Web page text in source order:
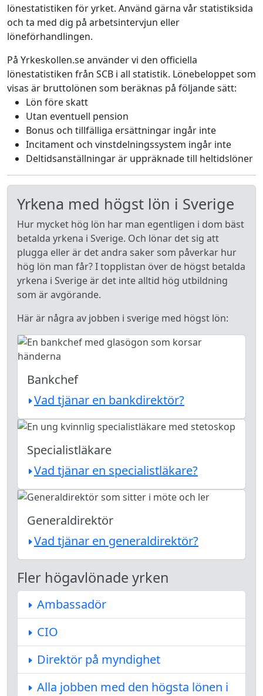
lönestatistiken för yrket. Använd gärna vår statistiksida
och ta med dig på arbetsintervjun eller
löneförhandlingen.
På Yrkeskollen.se använder vi den officiella
lönestatistiken från SCB i all statistik. Lönebeloppet som
visas är bruttolönen som beräknas på följande sätt:
Lön före skatt
Utan eventuell pension
Bonus och tillfälliga ersättningar ingår inte
Incitament och vinstdelningssystem ingår inte
Deltidsanställningar är uppräknade till heltidslöner
Yrkena med högst lön i Sverige
Hur mycket hög lön har man egentligen i dom bäst
betalda yrkena i Sverige. Och lönar det sig att
plugga eller är det andra saker som påverkar hur
hög lön man får? I topplistan över de högst betalda
yrkena i Sverige är det inte alltid hög utbildning
som är avgörande.
Här är några av jobben i sverige med högst lön:
Bankchef
Vad tjänar en bankdirektör?
Specialistläkare
Vad tjänar en specialistläkare?
Generaldirektör
Vad tjänar en generaldirektör?
Fler högavlönade yrken
Ambassadör
CIO
Direktör på myndighet
Alla jobben med den högsta lönen i